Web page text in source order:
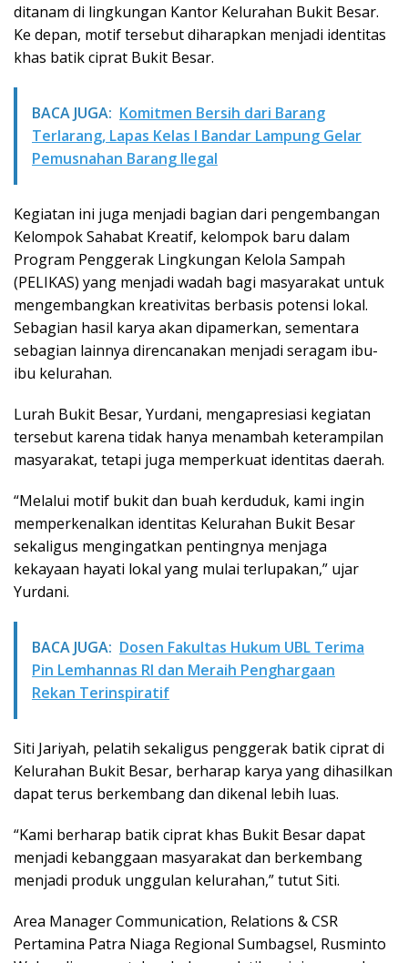
ditanam di lingkungan Kantor Kelurahan Bukit Besar.
Ke depan, motif tersebut diharapkan menjadi identitas
khas batik ciprat Bukit Besar.
BACA JUGA: Komitmen Bersih dari Barang
Terlarang, Lapas Kelas I Bandar Lampung Gelar
Pemusnahan Barang Ilegal
Kegiatan ini juga menjadi bagian dari pengembangan
Kelompok Sahabat Kreatif, kelompok baru dalam
Program Penggerak Lingkungan Kelola Sampah
(PELIKAS) yang menjadi wadah bagi masyarakat untuk
mengembangkan kreativitas berbasis potensi lokal.
Sebagian hasil karya akan dipamerkan, sementara
sebagian lainnya direncanakan menjadi seragam ibu-
ibu kelurahan.
Lurah Bukit Besar, Yurdani, mengapresiasi kegiatan
tersebut karena tidak hanya menambah keterampilan
masyarakat, tetapi juga memperkuat identitas daerah.
“Melalui motif bukit dan buah kerduduk, kami ingin
memperkenalkan identitas Kelurahan Bukit Besar
sekaligus mengingatkan pentingnya menjaga
kekayaan hayati lokal yang mulai terlupakan,” ujar
Yurdani.
BACA JUGA: Dosen Fakultas Hukum UBL Terima
Pin Lemhannas RI dan Meraih Penghargaan
Rekan Terinspiratif
Siti Jariyah, pelatih sekaligus penggerak batik ciprat di
Kelurahan Bukit Besar, berharap karya yang dihasilkan
dapat terus berkembang dan dikenal lebih luas.
“Kami berharap batik ciprat khas Bukit Besar dapat
menjadi kebanggaan masyarakat dan berkembang
menjadi produk unggulan kelurahan,” tutut Siti.
Area Manager Communication, Relations & CSR
Pertamina Patra Niaga Regional Sumbagsel, Rusminto